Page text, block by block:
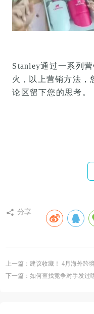
Stanley通过一系列
火， 以上营销方法，
论区留下您的思考。
分享
上一篇：建议收藏！ 4月海外跨
下一篇：如何查找竞争对手发过